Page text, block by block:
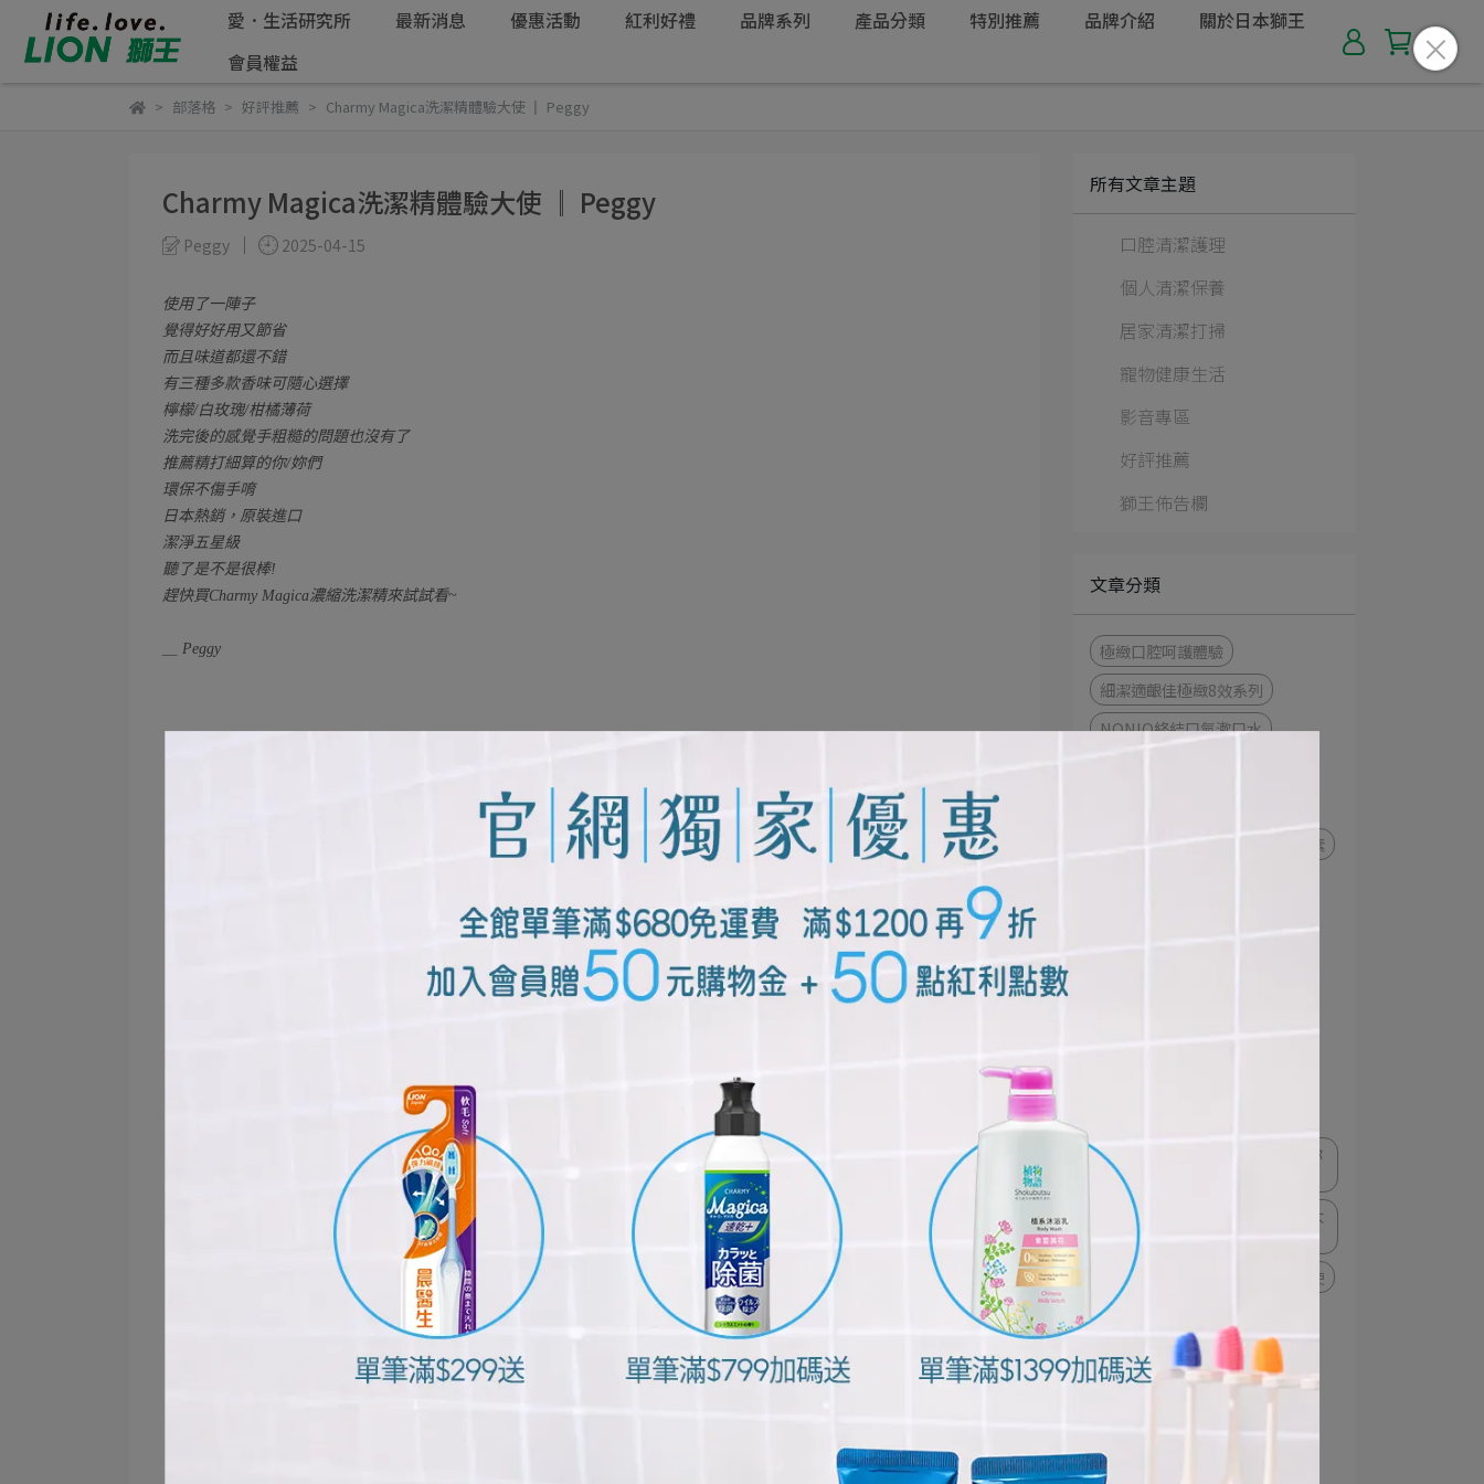
愛．生活研究所 最新消息 優惠活動 紅利好禮 品牌系列 產品分類 特別推薦 品牌介紹
關於日本獅王
會員權益
部落格 好評推薦 Charmy Magica洗潔精體驗大使 ║ Peggy
Charmy Magica洗潔精體驗大使 ║ Peggy
Peggy 2025-04-15
使用了一陣子
覺得好好用又節省
而且味道都還不錯
有三種多款香味可隨心選擇
檸檬/白玫瑰/柑橘薄荷
洗完後的感覺手粗糙的問題也沒有了
推薦精打細算的你/妳們
環保不傷手唷
日本熱銷，原裝進口
潔淨五星級
聽了是不是很棒!
趕快買Charmy Magica濃縮洗潔精來試試看~
＿ Peggy
所有文章主題
口腔清潔護理
個人清潔保養
居家清潔打掃
寵物健康生活
影音專區
好評推薦
獅王佈告欄
文章分類
極緻口腔呵護體驗
細潔適齦佳極緻8效系列
NONIO終結口氣漱口水
日本先進萃取酵素
獅王趣淨超萌貓掌泡泡壓頭陪你
固齒佳PRO極淨舒齦牙刷體驗大
Charmy Magica洗潔精體驗大使
大人系淨痘双對策
PAIR體驗大使
#給敏弱肌的療癒洗手時光
植物物語體驗大使